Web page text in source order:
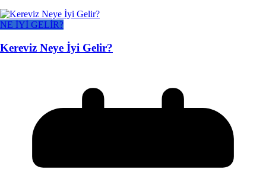
NE İYİ GELİR?
Kereviz Neye İyi Gelir?